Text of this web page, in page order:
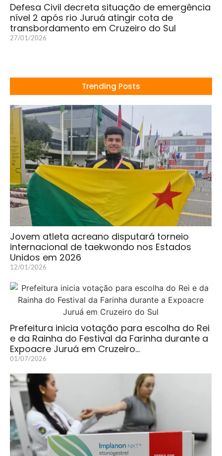
Defesa Civil decreta situação de emergência
nível 2 após rio Juruá atingir cota de
transbordamento em Cruzeiro do Sul
27/01/2026
Trending Posts
Jovem atleta acreano disputará torneio
internacional de taekwondo nos Estados
Unidos em 2026
12/01/2026
Prefeitura inicia votação para escolha do Rei
e da Rainha do Festival da Farinha durante a
Expoacre Juruá em Cruzeiro…
01/07/2026